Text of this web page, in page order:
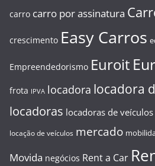
carro carro por assinatura
crescimento Easy Carros
Empreendedorismo Euroit
frota IPVA locadora locadora
locadoras locadoras de veículos
locação de veículos mercado
Movida negócios Rent a Car